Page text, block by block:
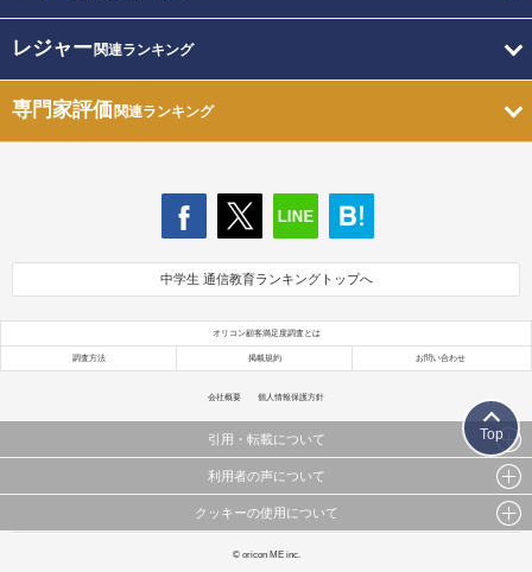
レジャー関連ランキング
専門家評価関連ランキング
中学生 通信教育ランキングトップへ
オリコン顧客満足度調査とは
調査方法 掲載規約 お問い合わせ
会社概要 個人情報保護方針
引用・転載について
当サイトで公開されている情報（文字、写真、イラスト、画像データ等）及びこれらの配置・
これらの情報を権利者の許可なく無断転載・複製などの二次利用を行うことは固く禁じており
利用者の声について
当サイトに掲載している内容はすべてサービスの利用者が提出された見解・感想です。
弊社の見解・ 意見ではないことをご理解いただいた上でご覧ください。
クッキーの使用について
このサイトでは Cookie を使用して、ユーザーに合わせたコンテンツや広告の表示、ソーシャル
© oricon ME inc.
Top